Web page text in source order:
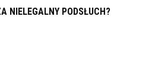
NIELEGALNY PODSŁUCH?